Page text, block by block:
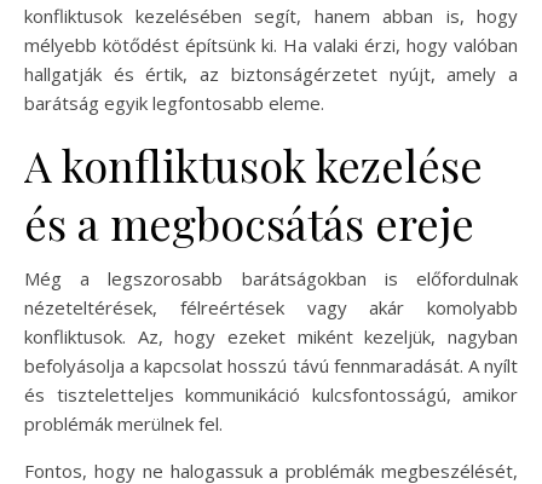
konfliktusok kezelésében segít, hanem abban is, hogy
mélyebb kötődést építsünk ki. Ha valaki érzi, hogy valóban
hallgatják és értik, az biztonságérzetet nyújt, amely a
barátság egyik legfontosabb eleme.
A konfliktusok kezelése
és a megbocsátás ereje
Még a legszorosabb barátságokban is előfordulnak
nézeteltérések, félreértések vagy akár komolyabb
konfliktusok. Az, hogy ezeket miként kezeljük, nagyban
befolyásolja a kapcsolat hosszú távú fennmaradását. A nyílt
és tiszteletteljes kommunikáció kulcsfontosságú, amikor
problémák merülnek fel.
Fontos, hogy ne halogassuk a problémák megbeszélését,